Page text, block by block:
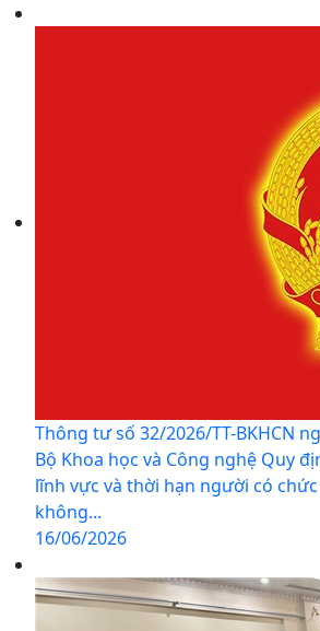
Thông tư số 32/2026/TT-BKHCN
Bộ Khoa học và Công nghệ Quy
lĩnh vực và thời hạn người có
không...
16/06/2026